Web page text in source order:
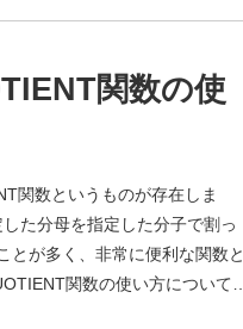
関数の使
関数というものが存在しま
た分母を指定した分子で割っ
とが多く、非常に便利な関数と
関数の使い方について解